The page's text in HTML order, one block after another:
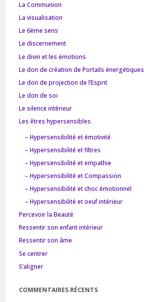
La Communion
La visualisation
Le 6ème sens
Le discernement
Le divin et les émotions
Le don de création de Portails énergétiques
Le don de projection de l’Esprit
Le don de soi
Le silence intérieur
Les êtres hypersensibles
– Hypersensibilité et émotivité
– Hypersensibilité et filtres
– Hypersensibilité et empathie
– Hypersensibilité et Compassion
– Hypersensibilité et choc émotionnel
– Hypersensibilité et oeuf intérieur
Percevoir la Beauté
Ressentir son enfant intérieur
Ressentir son âme
Se centrer
S’aligner
COMMENTAIRES RÉCENTS